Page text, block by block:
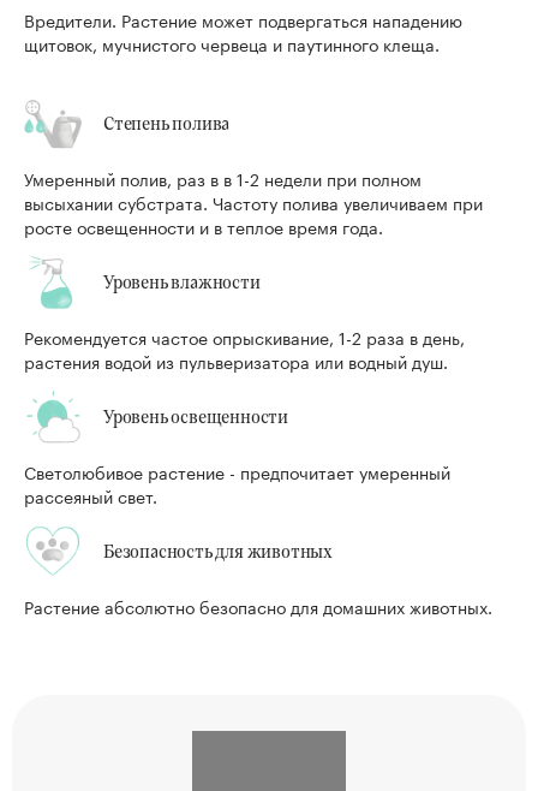
Вредители. Растение может подвергаться нападению
щитовок, мучнистого червеца и паутинного клеща.
Степень полива
Умеренный полив, раз в в 1-2 недели при полном
высыхании субстрата. Частоту полива увеличиваем при
росте освещенности и в теплое время года.
Уровень влажности
Рекомендуется частое опрыскивание, 1-2 раза в день,
растения водой из пульверизатора или водный душ.
Уровень освещенности
Светолюбивое растение - предпочитает умеренный
рассеяный свет.
Безопасность для животных
Растение абсолютно безопасно для домашних животных.